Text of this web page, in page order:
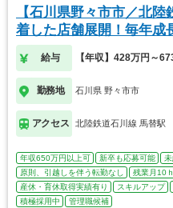
【石川県野々市市／北
着した店舗展開！毎年成
給与 【年収】428万円～
勤務地 石川県 野々市市
アクセス 北陸鉄道石川線 馬替駅
年収650万円以上可 新卒も応募可能
原則、引越しを伴う転勤なし
残業月10
産休・育休取得実績有り
スキルアップ
積極採用中
管理職候補